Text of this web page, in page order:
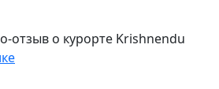
отзыв о курорте Krishnendu